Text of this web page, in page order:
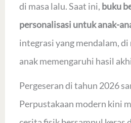
di masa lalu. Saat ini, buku
personalisasi untuk anak-
integrasi yang mendalam,
anak memengaruhi hasil
Pergeseran di tahun 2026
Perpustakaan modern kini